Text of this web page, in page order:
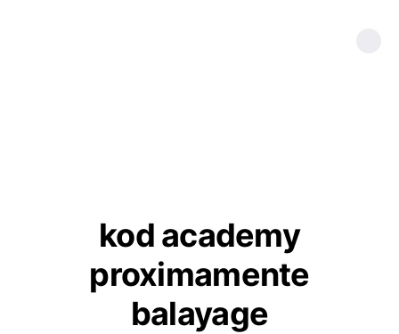
kod academy
proximamente
balayage